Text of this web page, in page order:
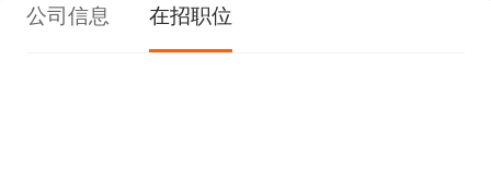
公司信息 在招职位